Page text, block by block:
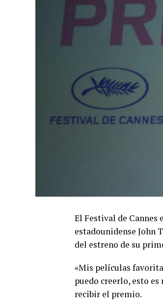
El Festival de Cannes
estadounidense John
del estreno de su
«Mis películas
puedo creerlo, esto es
recibir el premio.